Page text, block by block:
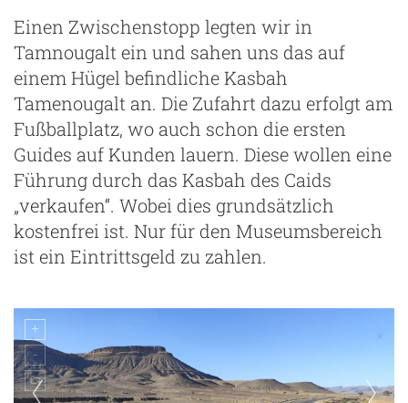
Einen Zwischenstopp legten wir in
Tamnougalt ein und sahen uns das auf
einem Hügel befindliche Kasbah
Tamenougalt an. Die Zufahrt dazu erfolgt am
Fußballplatz, wo auch schon die ersten
Guides auf Kunden lauern. Diese wollen eine
Führung durch das Kasbah des Caids
„verkaufen“. Wobei dies grundsätzlich
kostenfrei ist. Nur für den Museumsbereich
ist ein Eintrittsgeld zu zahlen.